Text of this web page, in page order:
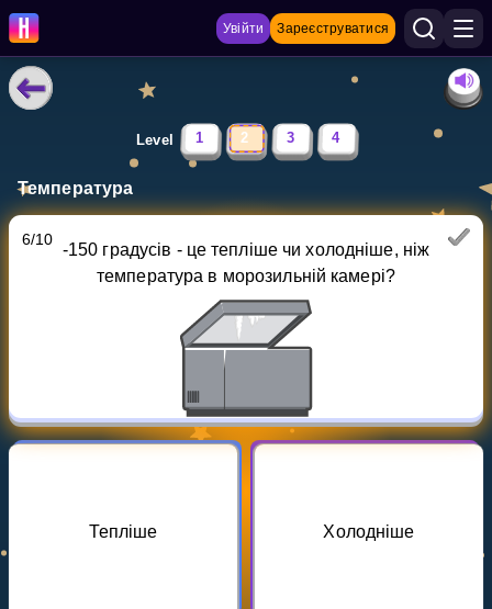
Увійти Зареєструватися
НАВЧАЛЬНІ МАТЕРІАЛИ
Curriculum
Multiplication Master
Показати більше
НАВЧАЛЬНИЙ ПЛАН
Level 1 2 3 4
Температура
6/10
-150 градусів - це тепліше чи холодніше, ніж
температура в морозильній камері?
Тепліше Холодніше